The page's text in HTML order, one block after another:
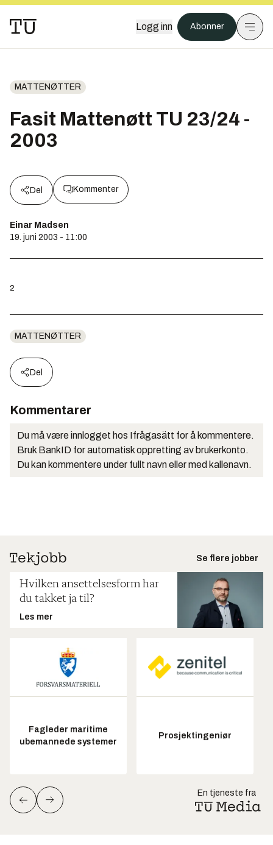
Logg inn Abonner
MATTENØTTER
Fasit Mattenøtt TU 23/24 -
2003
Del Kommenter
Einar Madsen
19. juni 2003 - 11:00
2
MATTENØTTER
Del
Kommentarer
Du må være innlogget hos Ifrågasätt for å kommentere.
Bruk BankID for automatisk oppretting av brukerkonto.
Du kan kommentere under fullt navn eller med kallenavn.
Se flere jobber
Hvilken ansettelsesform har
du takket ja til?
Les mer
Fagleder maritime
ubemannede systemer
Prosjektingeniør
En tjeneste fra